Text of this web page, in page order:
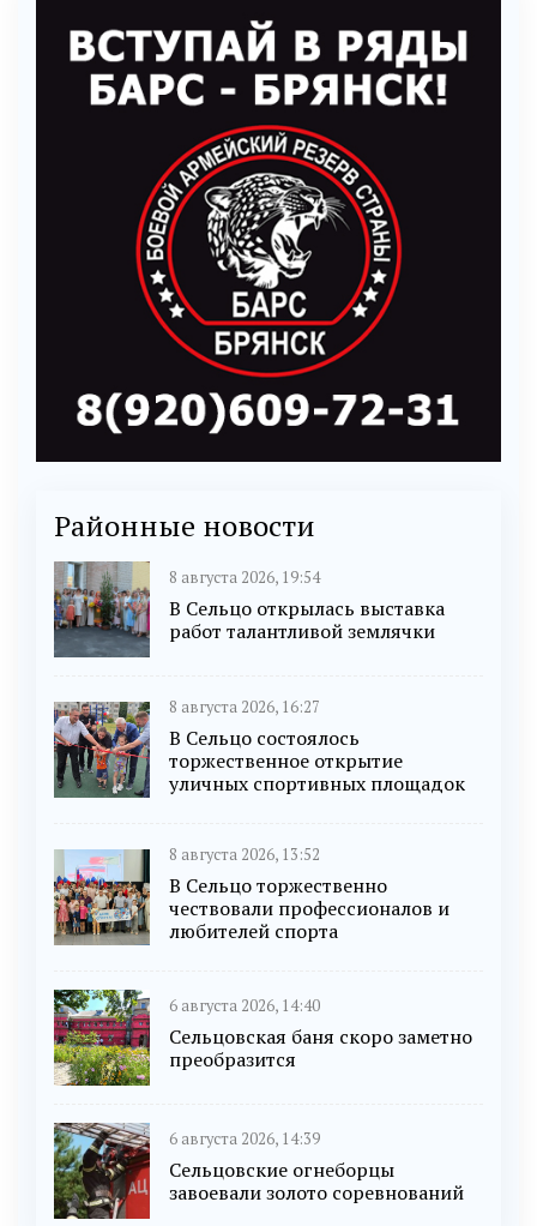
Районные новости
8 августа 2026, 19:54
В Сельцо открылась выставка
работ талантливой землячки
8 августа 2026, 16:27
В Сельцо состоялось
торжественное открытие
уличных спортивных площадок
8 августа 2026, 13:52
В Сельцо торжественно
чествовали профессионалов и
любителей спорта
6 августа 2026, 14:40
Сельцовская баня скоро заметно
преобразится
6 августа 2026, 14:39
Сельцовские огнеборцы
завоевали золото соревнований